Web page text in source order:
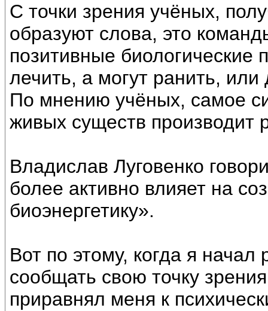
С точки зрения учёных,
образуют слова, это
позитивные биологические
лечить, а могут ранить, или
По мнению учёных, самое
живых существ производит
Владислав Луговенко
более активно влияет на
биоэнергетику».
Вот по этому, когда я
сообщать свою точку
приравнял меня к